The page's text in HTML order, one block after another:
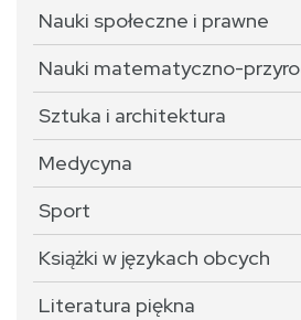
Nauki społeczne i prawne
Nauki matematyczno-
Sztuka i architektura
Medycyna
Sport
Książki w językach obcych
Literatura piękna